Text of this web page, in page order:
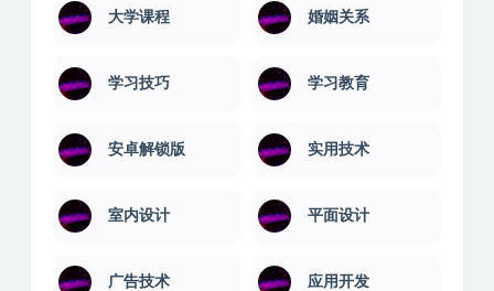
大学课程 婚姻关系
学习技巧 学习教育
安卓解锁版 实用技术
室内设计 平面设计
广告技术 应用开发